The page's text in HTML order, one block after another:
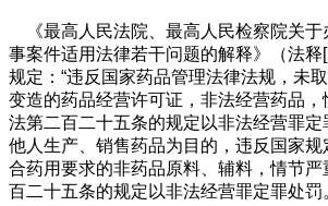
《最高人民法院、最高人民检察院关于
事案件适用法律若干问题的解释》（法
规定：“违反国家药品管理法律法规，未
变造的药品经营许可证，非法经营药品，
法第二百二十五条的规定以非法经营罪定
他人生产、销售药品为目的，违反国家
合药用要求的非药品原料、辅料，情节严
百二十五条的规定以非法经营罪定罪处罚